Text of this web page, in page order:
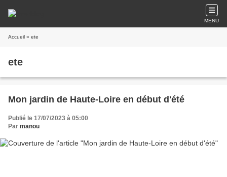
MENU
Accueil » ete
ete
Mon jardin de Haute-Loire en début d'été
Publié le 17/07/2023 à 05:00
Par manou